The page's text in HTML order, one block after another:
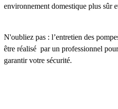
environnement domestique plus sûr
N'oubliez pas : l’entretien des
être réalisé par un professionnel
garantir votre sécurité.